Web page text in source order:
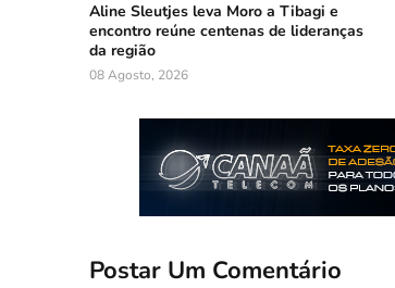
Aline Sleutjes leva Moro a Tibagi e
encontro reúne centenas de lideranças
da região
08 Agosto, 2026
Postar Um Comentário